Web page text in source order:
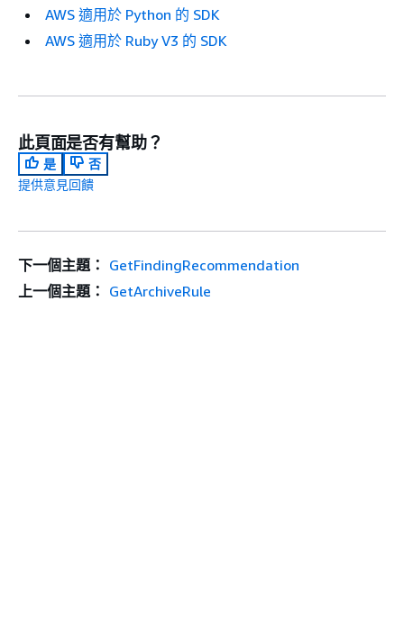
AWS 適用於 Python 的 SDK
AWS 適用於 Ruby V3 的 SDK
此頁面是否有幫助？
是
否
提供意見回饋
下一個主題： GetFindingRecommendation
上一個主題： GetArchiveRule